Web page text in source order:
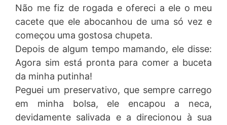
Não me fiz de rogada e ofereci a ele o meu
cacete que ele abocanhou de uma só vez e
começou uma gostosa chupeta.
Depois de algum tempo mamando, ele disse:
Agora sim está pronta para comer a buceta
da minha putinha!
Peguei um preservativo, que sempre carrego
em minha bolsa, ele encapou a neca,
devidamente salivada e a direcionou à sua